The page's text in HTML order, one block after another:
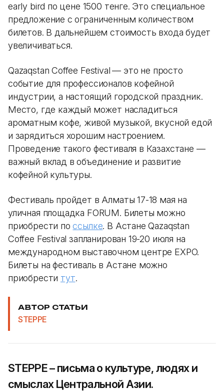
early bird по цене 1500 тенге. Это специальное
предложение с ограниченным количеством
билетов. В дальнейшем стоимость входа будет
увеличиваться.
Qazaqstan Coffee Festival — это не просто
событие для профессионалов кофейной
индустрии, а настоящий городской праздник.
Место, где каждый может насладиться
ароматным кофе, живой музыкой, вкусной едой
и зарядиться хорошим настроением.
Проведение такого фестиваля в Казахстане —
важный вклад в объединение и развитие
кофейной культуры.
Фестиваль пройдет в Алматы 17-18 мая на
уличная площадка FORUM. Билеты можно
приобрести поссылке. В Астане Qazaqstan
Coffee Festival запланирован 19-20 июля на
международном выставочном центре EXPO.
Билеты на фестиваль в Астане можно
приобрести тут.
АВТОР СТАТЬИ
STEPPE
STEPPE – письма о культуре, людях и
смыслах Центральной Азии.